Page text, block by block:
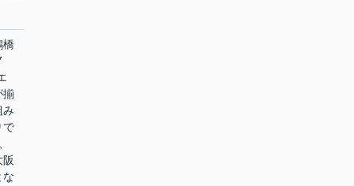
橋
揃
み
で
な